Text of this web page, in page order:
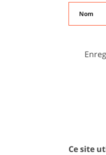
Ce site